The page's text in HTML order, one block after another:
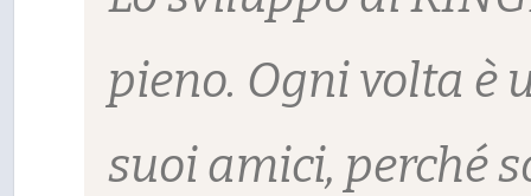
pieno. Ogni volta è
suoi amici, perché